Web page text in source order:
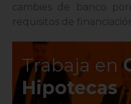
cambies de banco
requisitos de
Trabaja en
Hipotecas